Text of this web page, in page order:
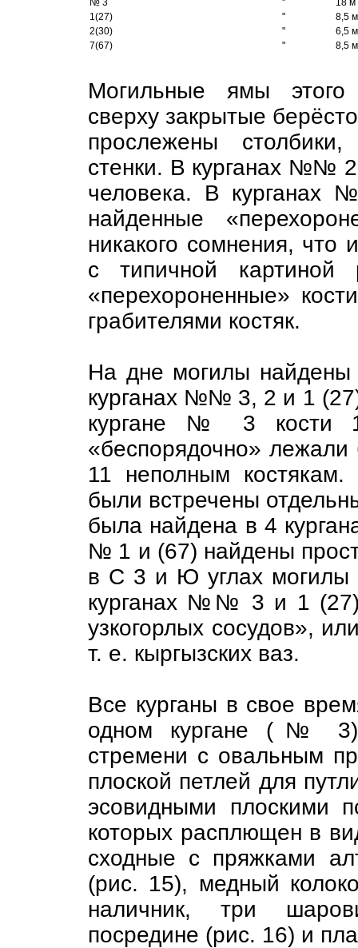
№ 3
"
18 м
1(27)
"
8,5 м
2(30)
"
6,5 м
7(67)
" 8,5 м
Могильные ямы этого
сверху закрытые
прослежены
стенки. В курганах №№
человека. В
найденные
никакого сомнения, что
с типичной картиной
«перехороненные»
грабителями костяк.
На дне могилы найдены
курганах №№ 3, 2 и 1
кургане № 3
«беспорядочно»
11 неполным
были встречены
была найдена в 4
№ 1 и (67) найдены
в С 3 и Ю углах могилы
курганах №№ 3 и 1 (27)
узкогорлых сосудов»,
т. е. кыргызских ваз.
Все курганы в свое
одном кургане (№ 3)
стремени с овальным
плоской петлей для
эсовидными плоскими
которых расплющен в
сходные с пряжками
(рис. 15), медный
наличник, три
посредине (рис. 16) и